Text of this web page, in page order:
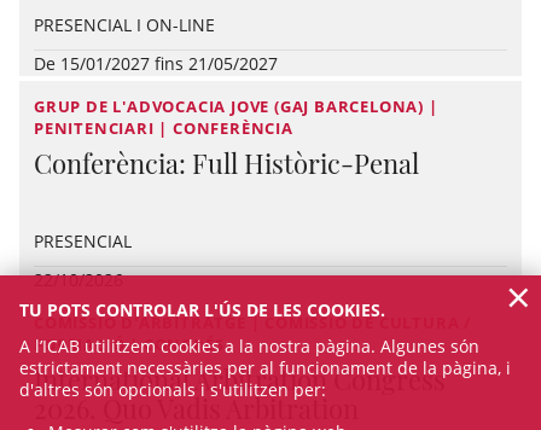
PRESENCIAL I ON-LINE
De 15/01/2027 fins 21/05/2027
GRUP DE L'ADVOCACIA JOVE (GAJ BARCELONA) |
PENITENCIARI | CONFERÈNCIA
Conferència: Full Històric-Penal
PRESENCIAL
22/10/2026
COMISSIÓ D'ARBITRATGE | COMISSIÓ DE CULTURA /
FORMACIÓ | CONGRÉS
International Arbitration Congress
2026. Quo Vadis Arbitration
TU POTS CONTROLAR L'ÚS DE LES COOKIES.
A l’ICAB utilitzem cookies a la nostra pàgina. Algunes són
estrictament necessàries per al funcionament de la pàgina, i
d'altres són opcionals i s'utilitzen per:
×